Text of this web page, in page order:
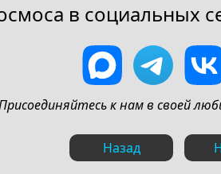
в социальных
к нам в своей
Назад